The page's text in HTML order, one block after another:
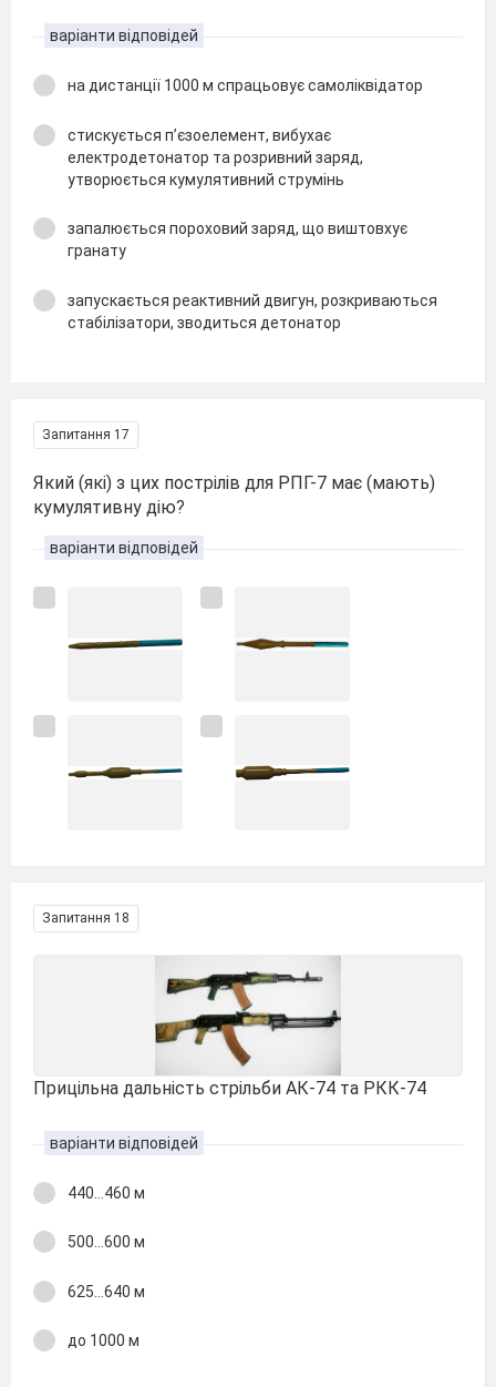
варіанти відповідей
на дистанції 1000 м спрацьовує самоліквідатор
стискується п’єзоелемент, вибухає
електродетонатор та розривний заряд,
утворюється кумулятивний струмінь
запалюється пороховий заряд, що виштовхує
гранату
запускається реактивний двигун, розкриваються
стабілізатори, зводиться детонатор
Запитання 17
Який (які) з цих пострілів для РПГ-7 має (мають)
кумулятивну дію?
варіанти відповідей
Запитання 18
Прицільна дальність стрільби АК-74 та РКК-74
варіанти відповідей
440...460 м
500...600 м
625...640 м
до 1000 м